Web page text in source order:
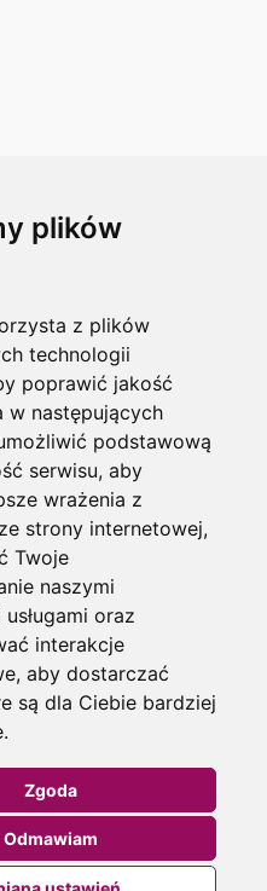
plików
z plików
technologii
poprawić jakość
w następujących
podstawową
serwisu, aby
wrażenia z
strony internetowej,
Twoje
naszymi
oraz
interakcje
, aby dostarczać
są dla Ciebie bardziej
.
Zgoda
Odmawiam
z pielęgnacji i makijażu
chorym na raka
kobiet chorych na nowotwory
pielęgnacja skóry podczas
radioterapii,
skóry podczas immunoterapii
i makijażu
All rights reserved. Designed